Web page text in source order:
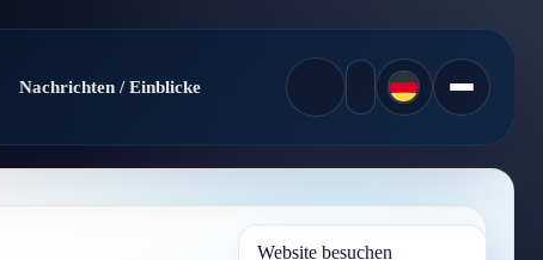
Nachrichten / Einblicke
Website besuchen